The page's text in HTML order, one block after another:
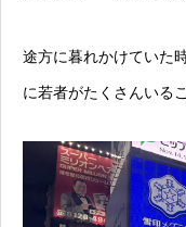
途方に暮れかけていた
に若者がたくさんいる